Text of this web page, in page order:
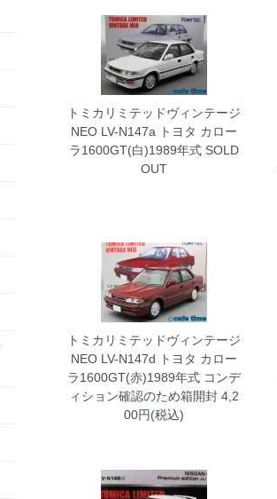
トミカリミテッドヴィンテージ
NEO LV-N147a トヨタ カロー
ラ1600GT(白)1989年式 SOLD
OUT
トミカリミテッドヴィンテージ
NEO LV-N147d トヨタ カロー
ラ1600GT(赤)1989年式 コンデ
ィション確認のため箱開封 4,2
00円(税込)